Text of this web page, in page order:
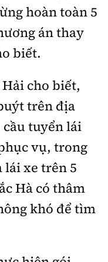
hoàn toàn 5
án thay
biết.
cho biết,
trên địa
cầu tuyển lái
vụ, trong
lái xe trên 5
Hà có thâm
khó để tìm